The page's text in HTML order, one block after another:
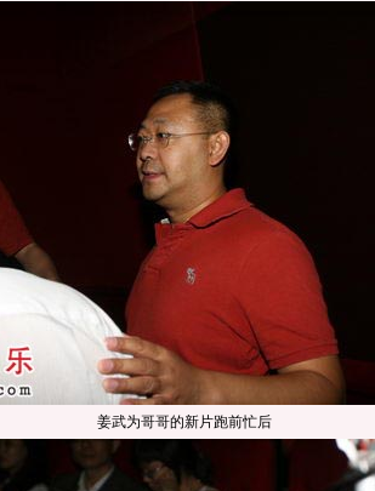
姜武为哥哥的新片跑前忙后